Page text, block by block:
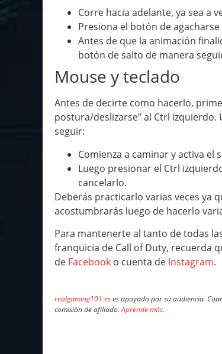
Corre hacia adelante, ya sea a
Presiona el botón de
Antes de que la animación
botón de salto de manera
Mouse y teclado
Antes de decirte como hacerlo,
postura/deslizarse” al Ctrl izquierdo.
seguir:
Comienza a caminar y activa
Luego presionar el Ctrl
cancelarlo.
Deberás practicarlo varias veces ya
acostumbrarás luego de hacerlo
Para mantenerte al tanto de todas
franquicia de Call of Duty, recuerda
de Facebook o cuenta de Instagram.
realgaming101.eses apoyado por su audiencia.
comisión de afiliado.Aprende más.